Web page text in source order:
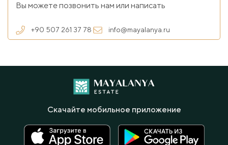
Вы можете позвонить нам или написать
+90 507 261 37 78 info@mayalanya.ru
Скачайте мобильное приложение